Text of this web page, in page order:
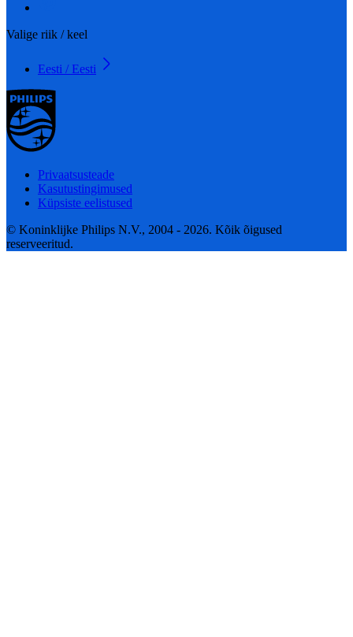
Valige riik / keel
Eesti / Eesti
Privaatsusteade
Kasutustingimused
Küpsiste eelistused
© Koninklijke Philips N.V., 2004 - 2026. Kõik õigused
reserveeritud.